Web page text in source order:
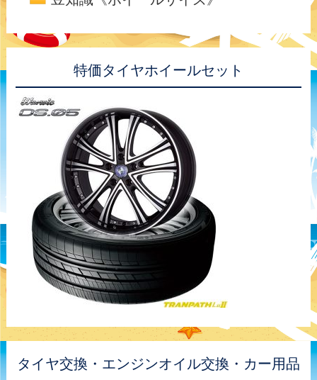
特価タイヤホイールセット
タイヤ交換・エンジンオイル交換・カー用品